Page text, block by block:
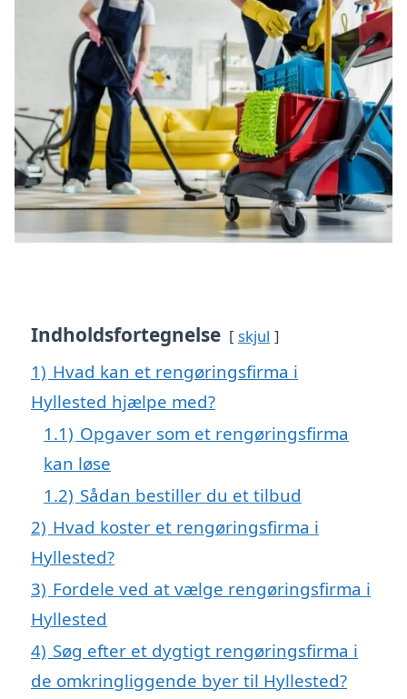
Indholdsfortegnelse skjul
1) Hvad kan et rengøringsfirma i
Hyllested hjælpe med?
1.1) Opgaver som et rengøringsfirma
kan løse
1.2) Sådan bestiller du et tilbud
2) Hvad koster et rengøringsfirma i
Hyllested?
3) Fordele ved at vælge rengøringsfirma i
Hyllested
4) Søg efter et dygtigt rengøringsfirma i
de omkringliggende byer til Hyllested?